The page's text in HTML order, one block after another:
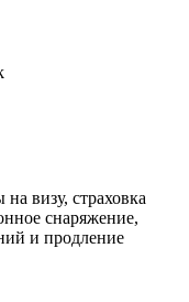
визу, страховка
снаряжение,
и продление